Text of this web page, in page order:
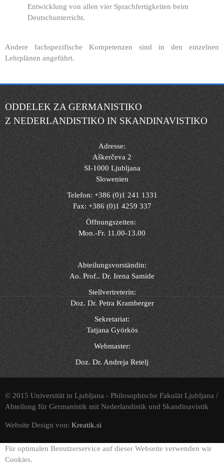
Entwicklung von allen vier Sprachfertigkeiten beim
Deutschunterricht.
Andere fachspezifische Kompetenzen sind in den einzelnen
Lehrplänen angeführt.
ODDELEK ZA GERMANISTIKO
Z NEDERLANDISTIKO IN SKANDINAVISTIKO
Adresse:
Aškerčeva 2
SI-1000 Ljubljana
Slowenien
Telefon: +386 (0)1 241 1331
Fax: +386 (0)1 4259 337
Öffnungszeiten:
Mon.-Fr. 11.00-13.00
Abteilungsvorständin:
Ao. Prof.. Dr. Irena Samide
Stellvertreterin:
Doz. Dr. Petra Kramberger
Sekretariat:
Tatjana Györkös
Webmaster:
Doz. Dr. Andreja Retelj
© 2015 Universität in Ljubljana - Philosophische Fakulät Ljubljana /
Abteilung für Germanistik mit Nederlandistik und Skandinavistik
Website Design von: Kreatik.si
Für optimalen Benutzerservice auf dieser Webseite verwenden wir
Cookies.